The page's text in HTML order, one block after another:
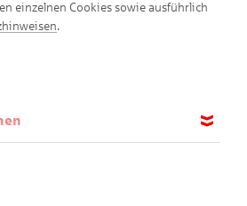
einzelnen Cookies sowie ausführlich
.